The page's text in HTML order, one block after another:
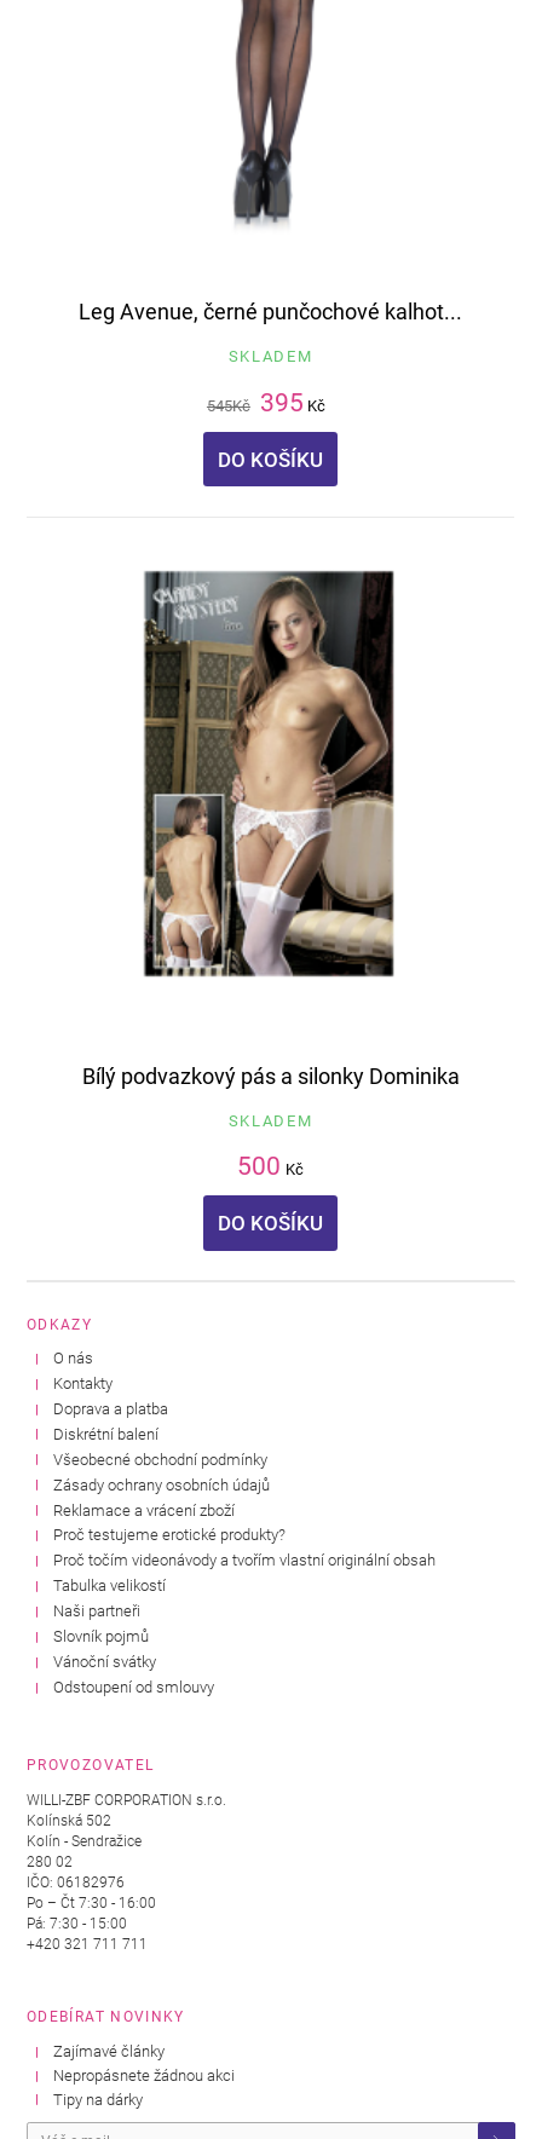
Leg Avenue, černé punčochové kalhot...
SKLADEM
545Kč 395 Kč
DO KOŠÍKU
Bílý podvazkový pás a silonky Dominika
SKLADEM
500 Kč
DO KOŠÍKU
ODKAZY
O nás
Kontakty
Doprava a platba
Diskrétní balení
Všeobecné obchodní podmínky
Zásady ochrany osobních údajů
Reklamace a vrácení zboží
Proč testujeme erotické produkty?
Proč točím videonávody a tvořím vlastní originální obsah
Tabulka velikostí
Naši partneři
Slovník pojmů
Vánoční svátky
Odstoupení od smlouvy
PROVOZOVATEL
WILLI-ZBF CORPORATION s.r.o.
Kolínská 502
Kolín - Sendražice
280 02
IČO: 06182976
Po – Čt 7:30 - 16:00
Pá: 7:30 - 15:00
+420 321 711 711
ODEBÍRAT NOVINKY
Zajímavé články
Nepropásnete žádnou akci
Tipy na dárky